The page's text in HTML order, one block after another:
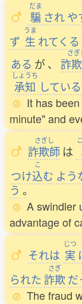
だま
騙 されや
ず
うま
生 れてくる
ある が、
さぎ
詐
しょうち
承知 している
It has
minute" and
さぎし
詐欺師 は
つけ
こ
込む よう
う 。
A swindler
advantage of
それは
じつ
実
られた
さぎ
詐欺 だ
The fraud